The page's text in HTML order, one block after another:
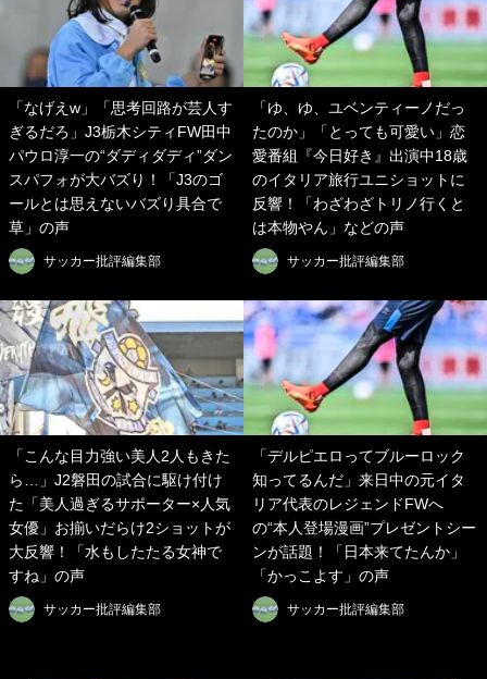
「なげえw」「思考回路が芸人す
ぎるだろ」J3栃木シティFW田中
パウロ淳一の“ダディダディ”ダン
スパフォが大バズり！「J3のゴ
ールとは思えないバズり具合で
草」の声
サッカー批評編集部
「ゆ、ゆ、ユベンティーノだっ
たのか」「とっても可愛い」恋
愛番組『今日好き』出演中18歳
のイタリア旅行ユニショットに
反響！「わざわざトリノ行くと
は本物やん」などの声
サッカー批評編集部
「こんな目力強い美人2人もきた
ら…」J2磐田の試合に駆け付け
た「美人過ぎるサポーター×人気
女優」お揃いだらけ2ショットが
大反響！「水もしたたる女神で
すね」の声
サッカー批評編集部
「デルピエロってブルーロック
知ってるんだ」来日中の元イタ
リア代表のレジェンドFWへ
の“本人登場漫画”プレゼントシー
ンが話題！「日本来てたんか」
「かっこよす」の声
サッカー批評編集部